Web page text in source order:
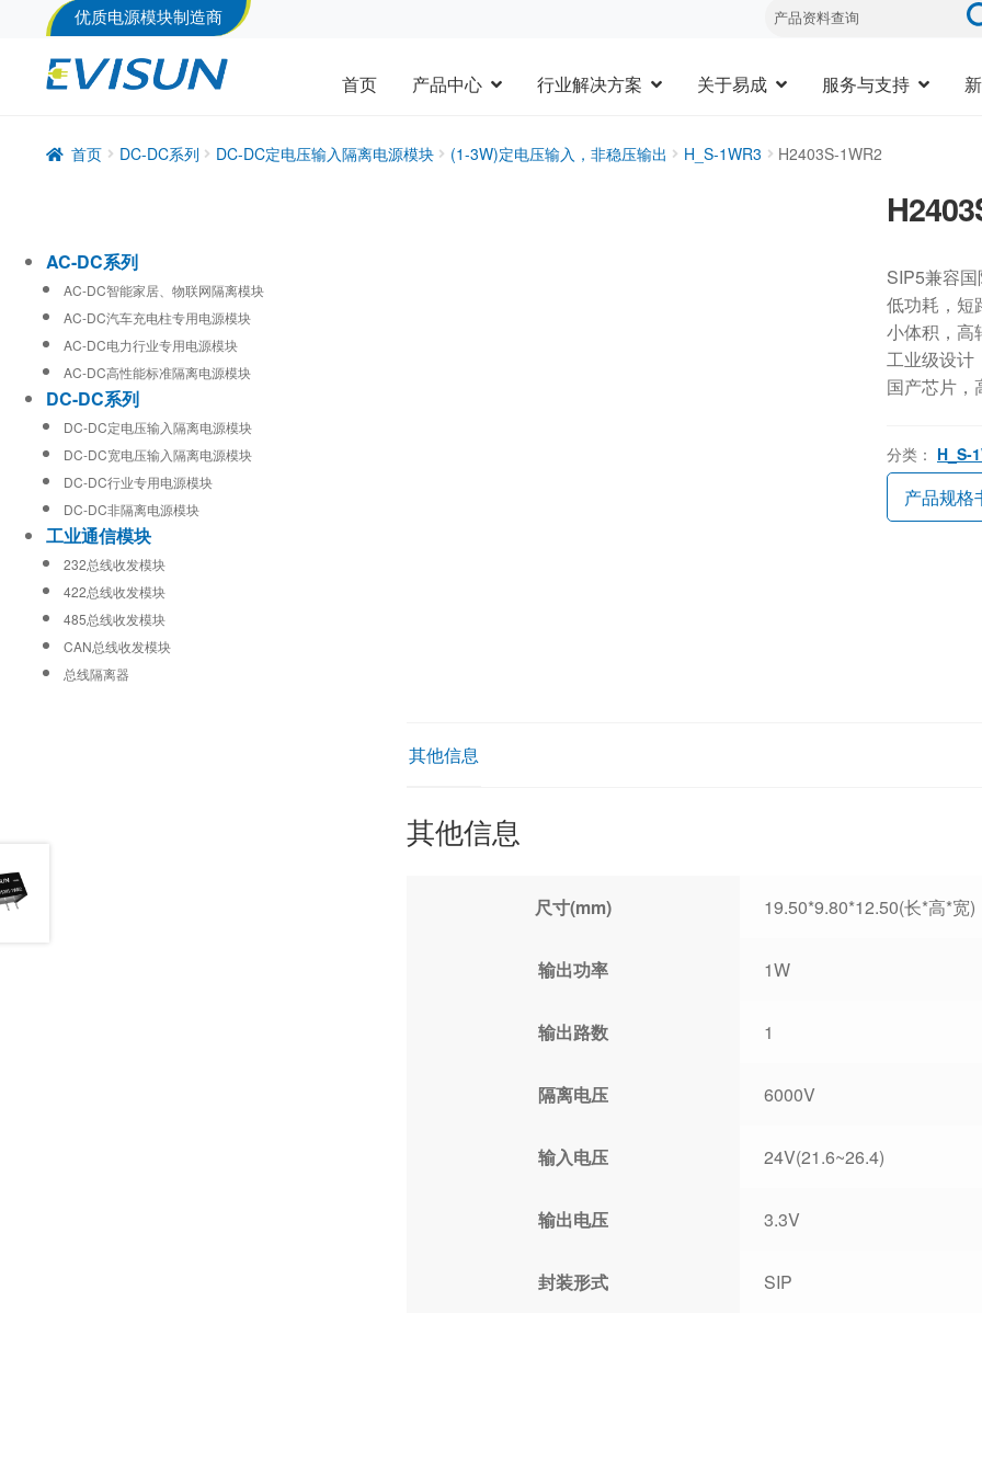
优质电源模块制造商
首页 产品中心 行业解决方案 关于易成 服务与支持
首页 DC-DC系列 DC-DC定电压输入隔离电源模块 (1-3W)定电压输入，非稳压输出 H_S-1WR3 H2403S-1WR2
SIP5兼容
低功耗，短
小体积，高
工业级设计
国产芯片，
分类： H_S-
产品规格
其他信息
其他信息
尺寸(mm) 19.50*9.80*12.50(长*高*宽)
输出功率 1W
输出路数 1
隔离电压 6000V
输入电压 24V(21.6~26.4)
输出电压 3.3V
封装形式 SIP
AC-DC系列
AC-DC智能家居、物联网隔离模块
AC-DC汽车充电柱专用电源模块
AC-DC电力行业专用电源模块
AC-DC高性能标准隔离电源模块
DC-DC系列
DC-DC定电压输入隔离电源模块
DC-DC宽电压输入隔离电源模块
DC-DC行业专用电源模块
DC-DC非隔离电源模块
工业通信模块
232总线收发模块
422总线收发模块
485总线收发模块
CAN总线收发模块
总线隔离器